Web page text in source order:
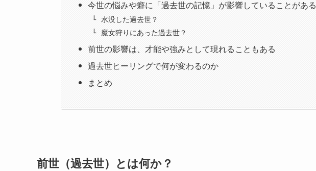
今世の悩みや癖に「過去世の記憶」が影響していることがある
水没した過去世？
魔女狩りにあった過去世？
前世の影響は、才能や強みとして現れることもある
過去世ヒーリングで何が変わるのか
まとめ
前世（過去世）とは何か？